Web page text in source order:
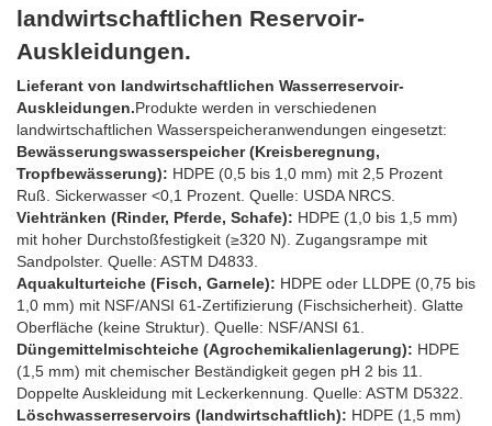
landwirtschaftlichen Reservoir-
Auskleidungen.
Lieferant von landwirtschaftlichen Wasserreservoir-
Auskleidungen.Produkte werden in verschiedenen
landwirtschaftlichen Wasserspeicheranwendungen eingesetzt:
Bewässerungswasserspeicher (Kreisberegnung,
Tropfbewässerung): HDPE (0,5 bis 1,0 mm) mit 2,5 Prozent
Ruß. Sickerwasser <0,1 Prozent. Quelle: USDA NRCS.
Viehtränken (Rinder, Pferde, Schafe): HDPE (1,0 bis 1,5 mm)
mit hoher Durchstoßfestigkeit (≥320 N). Zugangsrampe mit
Sandpolster. Quelle: ASTM D4833.
Aquakulturteiche (Fisch, Garnele): HDPE oder LLDPE (0,75 bis
1,0 mm) mit NSF/ANSI 61-Zertifizierung (Fischsicherheit). Glatte
Oberfläche (keine Struktur). Quelle: NSF/ANSI 61.
Düngemittelmischteiche (Agrochemikalienlagerung): HDPE
(1,5 mm) mit chemischer Beständigkeit gegen pH 2 bis 11.
Doppelte Auskleidung mit Leckerkennung. Quelle: ASTM D5322.
Löschwasserreservoirs (landwirtschaftlich): HDPE (1,5 mm)